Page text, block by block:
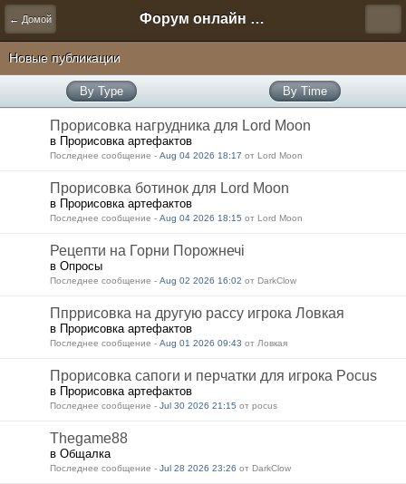
← Домой Форум онлайн игры "Новая Эра" (Нюра Биз)
Новые публикации
By Type By Time
Прорисовка нагрудника для Lord Moon
в Прорисовка артефактов
Последнее сообщение - Aug 04 2026 18:17 от Lord Moon
Прорисовка ботинок для Lord Moon
в Прорисовка артефактов
Последнее сообщение - Aug 04 2026 18:15 от Lord Moon
Рецепти на Горни Порожнечі
в Опросы
Последнее сообщение - Aug 02 2026 16:02 от DarkClow
Ппррисовка на другую рассу игрока Ловкая
в Прорисовка артефактов
Последнее сообщение - Aug 01 2026 09:43 от Ловкая
Прорисовка сапоги и перчатки для игрока Pocus
в Прорисовка артефактов
Последнее сообщение - Jul 30 2026 21:15 от pocus
Thegame88
в Общалка
Последнее сообщение - Jul 28 2026 23:26 от DarkClow